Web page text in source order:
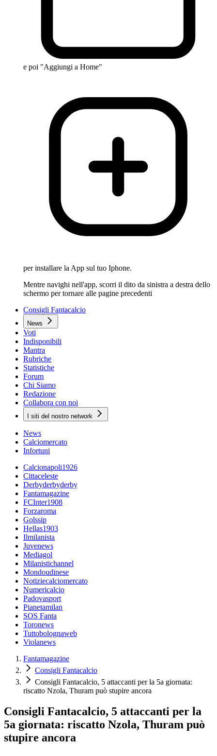
e poi "Aggiungi a Home"
per installare la App sul tuo Iphone.
Mentre navighi nell'app, scorri il dito da sinistra a destra dello
schermo per tornare alle pagine precedenti
Consigli Fantacalcio
News
Voti
Indisponibili
Mantra
Rubriche
Statistiche
Forum
Chi Siamo
Redazione
Collabora con noi
I siti del nostro network
News
Calciomercato
Infortuni
Calcionapoli1926
Cittaceleste
Derbyderbyderby
Fantamagazine
FCInter1908
Forzaroma
Golssip
Hellas1903
Ilmilanista
Juvenews
Mediagol
Milanistichannel
Mondoudinese
Notiziecalciomercato
Numericalcio
Padovasport
Pianetamilan
SOS Fanta
Toronews
Tuttobolognaweb
Violanews
Fantamagazine
Consigli Fantacalcio
Consigli Fantacalcio, 5 attaccanti per la 5a giornata:
riscatto Nzola, Thuram può stupire ancora
Consigli Fantacalcio, 5 attaccanti per la
5a giornata: riscatto Nzola, Thuram può
stupire ancora